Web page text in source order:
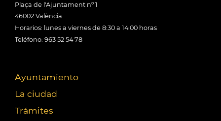
Plaça de l'Ajuntament nº 1
46002 València
Horarios: lunes a viernes de 8:30 a 14:00 horas
Teléfono: 963 52 54 78
Ayuntamiento
La ciudad
Trámites